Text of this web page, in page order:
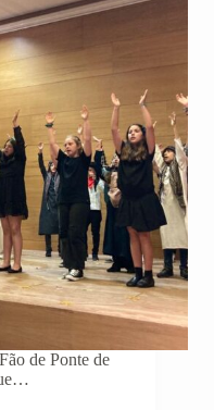
de Ponte de